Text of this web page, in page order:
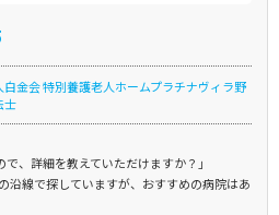
金会 特別養護老人ホームプラチナヴィラ野
士
、詳細を教えていただけますか？」
沿線で探していますが、おすすめの病院はあ